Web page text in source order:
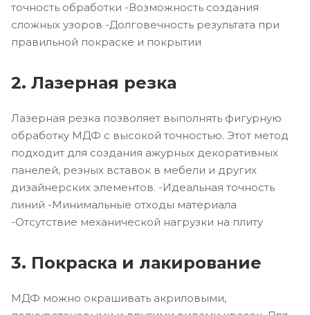
точность обработки -Возможность создания
сложных узоров -Долговечность результата при
правильной покраске и покрытии
2. Лазерная резка
Лазерная резка позволяет выполнять фигурную
обработку МДФ с высокой точностью. Этот метод
подходит для создания ажурных декоративных
панелей, резных вставок в мебели и других
дизайнерских элементов. -Идеальная точность
линий -Минимальные отходы материала
-Отсутствие механической нагрузки на плиту
3. Покраска и лакирование
МДФ можно окрашивать акриловыми,